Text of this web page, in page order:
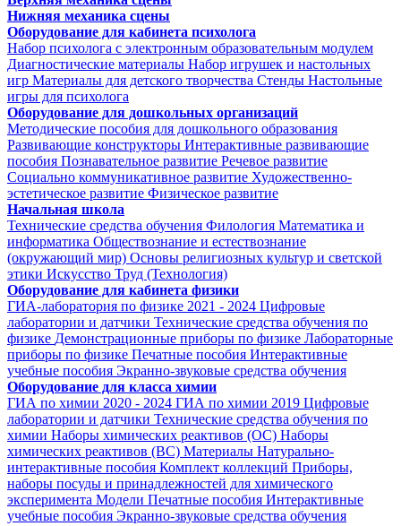
Нижняя механика сцены
Оборудование для кабинета психолога
Набор психолога с электронным образовательным модулем
Диагностические материалы Набор игрушек и настольных
игр Материалы для детского творчества Стенды Настольные
игры для психолога
Оборудование для дошкольных организаций
Методические пособия для дошкольного образования
Развивающие конструкторы Интерактивные развивающие
пособия Познавательное развитие Речевое развитие
Социально коммуникативное развитие Художественно-
эстетическое развитие Физическое развитие
Начальная школа
Технические средства обучения Филология Математика и
информатика Обществознание и естествознание
(окружающий мир) Основы религиозных культур и светской
этики Искусство Труд (Технология)
Оборудование для кабинета физики
ГИА-лаборатория по физике 2021 - 2024 Цифровые
лаборатории и датчики Технические средства обучения по
физике Демонстрационные приборы по физике Лабораторные
приборы по физике Печатные пособия Интерактивные
учебные пособия Экранно-звуковые средства обучения
Оборудование для класса химии
ГИА по химии 2020 - 2024 ГИА по химии 2019 Цифровые
лаборатории и датчики Технические средства обучения по
химии Наборы химических реактивов (ОС) Наборы
химических реактивов (ВС) Материалы Натурально-
интерактивные пособия Комплект коллекций Приборы,
наборы посуды и принадлежностей для химического
эксперимента Модели Печатные пособия Интерактивные
учебные пособия Экранно-звуковые средства обучения